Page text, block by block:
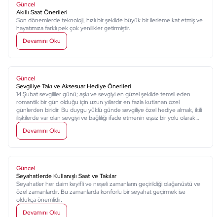
Güncel
Akıllı Saat Önerileri
Son dönemlerde teknoloji, hızlı bir şekilde büyük bir ilerleme kat etmiş ve
hayatımıza farklı pek çok yenilikler getirmiştir.
Devamını Oku
Güncel
Sevgiliye Takı ve Aksesuar Hediye Önerileri
14 Şubat sevgililer günü; aşkı ve sevgiyi en güzel şekilde temsil eden
romantik bir gün olduğu için uzun yıllardır en fazla kutlanan özel
günlerden biridir. Bu duygu yüklü günde sevgiliye özel hediye almak, ikili
ilişkilerde var olan sevgiyi ve bağlılığı ifade etmenin eşsiz bir yolu olarak
karşınıza çıkar.
Devamını Oku
Güncel
Seyahatlerde Kullanışlı Saat ve Takılar
Seyahatler her daim keyifli ve neşeli zamanların geçirildiği olağanüstü ve
özel zamanlardır. Bu zamanlarda konforlu bir seyahat geçirmek ise
oldukça önemlidir.
Devamını Oku